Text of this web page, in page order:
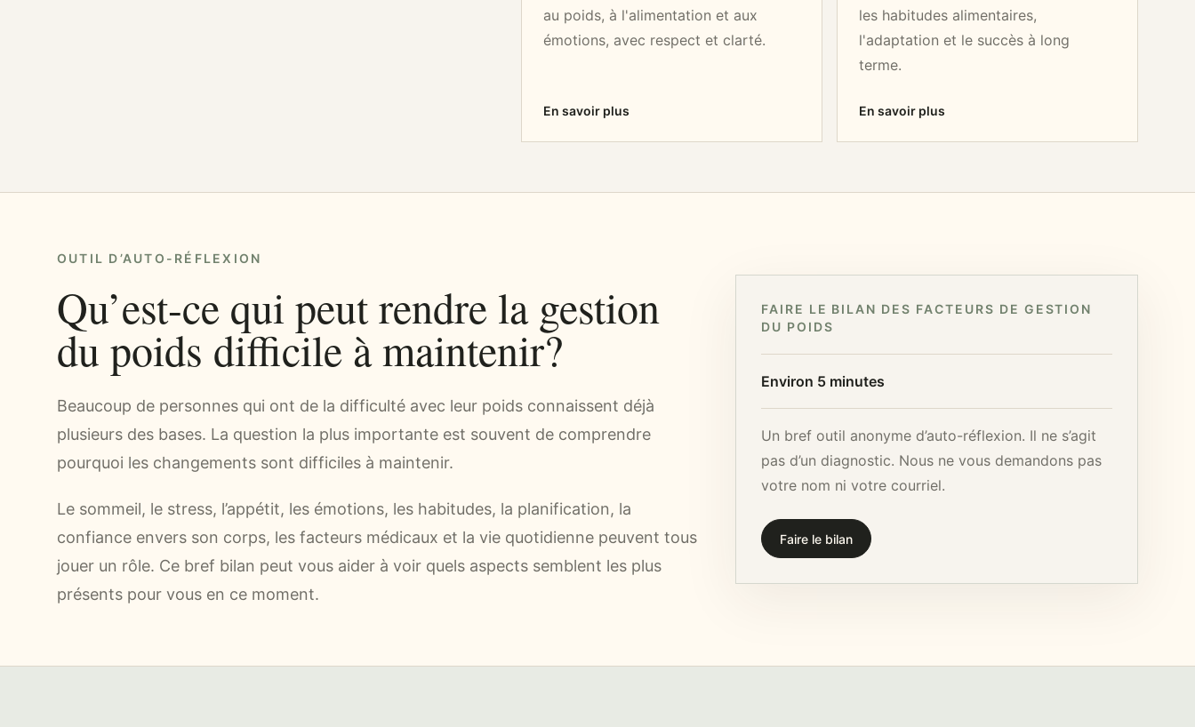
au poids, à l'alimentation et aux
émotions, avec respect et clarté.
En savoir plus
les habitudes alimentaires,
l'adaptation et le succès à long
terme.
En savoir plus
OUTIL D’AUTO-RÉFLEXION
Qu’est-ce qui peut rendre la gestion
du poids difficile à maintenir?
Beaucoup de personnes qui ont de la difficulté avec leur poids connaissent déjà
plusieurs des bases. La question la plus importante est souvent de comprendre
pourquoi les changements sont difficiles à maintenir.
Le sommeil, le stress, l’appétit, les émotions, les habitudes, la planification, la
confiance envers son corps, les facteurs médicaux et la vie quotidienne peuvent tous
jouer un rôle. Ce bref bilan peut vous aider à voir quels aspects semblent les plus
présents pour vous en ce moment.
FAIRE LE BILAN DES FACTEURS DE GESTION
DU POIDS
Environ 5 minutes
Un bref outil anonyme d’auto-réflexion. Il ne s’agit
pas d’un diagnostic. Nous ne vous demandons pas
votre nom ni votre courriel.
Faire le bilan